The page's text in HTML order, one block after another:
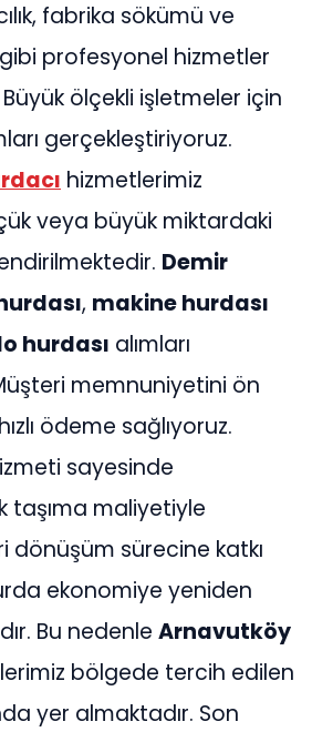
fabrika sökümü ve
profesyonel hizmetler
ölçekli işletmeler için
gerçekleştiriyoruz.
hizmetlerimiz
veya büyük miktardaki
Demir
, makine hurdası
hurdası alımları
memnuniyetini ön
ödeme sağlıyoruz.
sayesinde
taşıma maliyetiyle
dönüşüm sürecine katkı
ekonomiye yeniden
Bu nedenle Arnavutköy
bölgede tercih edilen
yer almaktadır. Son